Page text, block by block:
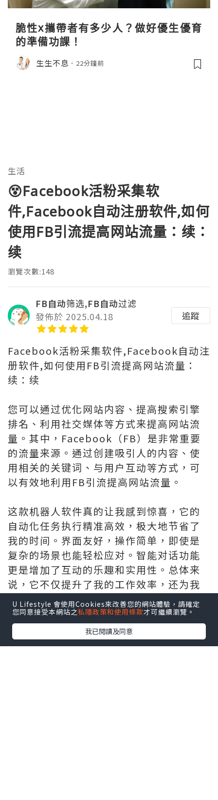
脆性x攜帶者有多少人？做好優生優育
的準備功課！
生生不息 22分鐘前
生活
😵Facebook活粉采集软
件,Facebook自动注册软件,如何
使用FB引流提高网站流量：续：
续
瀏覽次數:148
FB自动筛选,FB自动过滤
發佈於 2025.04.18
追蹤
Facebook活粉采集软件,Facebook自动注
册软件,如何使用FB引流提高网站流量：
续：续
您可以通过优化网站内容、提高搜索引擎
排名、利用社交媒体等方式来提高网站流
量。其中，Facebook（FB）是非常重要
的流量来源。通过创建吸引人的内容、使
用相关的关键词、与用户互动等方式，可
以有效地利用FB引流提高网站流量。
这款机器人软件真的让我感到惊喜，它的
自动化任务执行精准高效，极大地节省了
我的时间。界面友好，操作简单，即使是
复杂的场景也能轻松应对。智能对话功能
更是增加了互动的乐趣和实用性。总体来
说，它不仅提升了我的工作效率，还为我
的日常带来了更多便捷。非常值得推荐.需
要的拿去吧,官网http://www.vst.tw
U Lifestyle 會使用Cookies來改善您的網站體驗，請確定
您同意接受本網站之私隱政策和使用條款才可繼續瀏覽。
我已閱讀及同意